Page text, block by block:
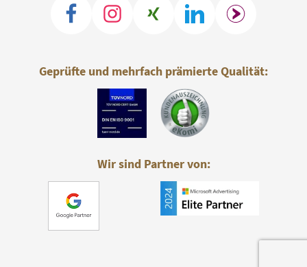
Geprüfte und mehrfach prämierte Qualität:
Wir sind Partner von: